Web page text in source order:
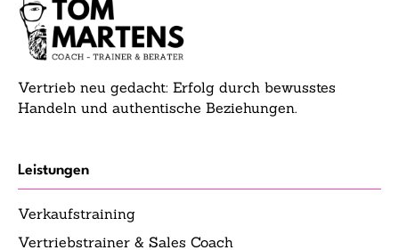
Vertrieb neu gedacht: Erfolg durch bewusstes
Handeln und authentische Beziehungen.
Leistungen
Verkaufstraining
Vertriebstrainer & Sales Coach